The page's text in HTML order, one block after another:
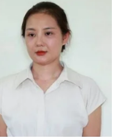
Chứng khoán
Giá cà phê